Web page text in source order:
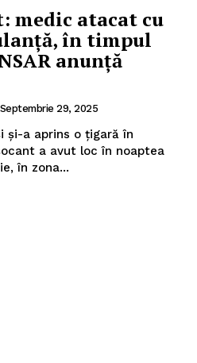
medic atacat cu
în timpul
anunță
Septembrie 29, 2025
și-a aprins o țigară în
în zona...